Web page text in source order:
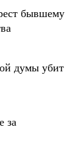
бывшему
думы убит
за